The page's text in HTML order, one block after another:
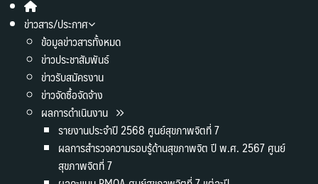
ข่าวสาร/ประกาศ
ข้อมูลข่าวสารทั้งหมด
ข่าวประชาสัมพันธ์
ข่าวรับสมัครงาน
ข่าวจัดซื้อจัดจ้าง
ผลการดำเนินงาน
รายงานประจำปี 2568 ศูนย์สุขภาพจิตที่ 7
ผลการสำรวจความรอบรู้ด้านสุขภาพจิต ปี พ.ศ. 2567 ศูนย์
สุขภาพจิตที่ 7